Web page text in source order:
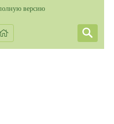
версию